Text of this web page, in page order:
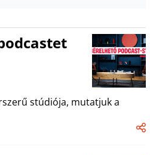
stúdiója, mutatjuk a